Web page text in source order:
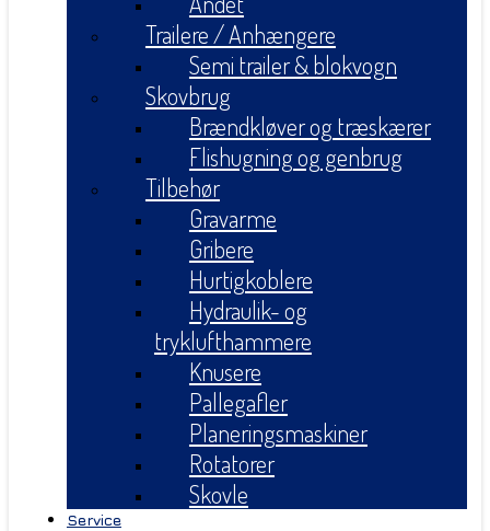
Trailere / Anhængere
Semi trailer & blokvogn
Skovbrug
Brændkløver og træskærer
Flishugning og genbrug
Tilbehør
Gravarme
Gribere
Hurtigkoblere
Hydraulik- og
tryklufthammere
Knusere
Pallegafler
Planeringsmaskiner
Rotatorer
Skovle
Service